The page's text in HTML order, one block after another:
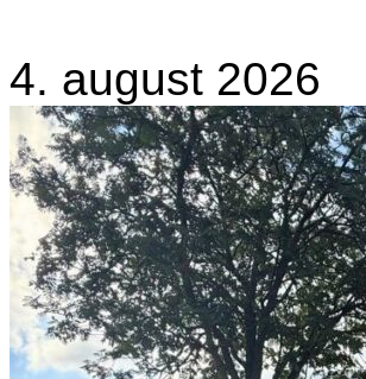
4. august 2026